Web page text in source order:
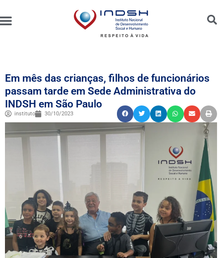
Em mês das crianças, filhos de funcionários
passam tarde em Sede Administrativa do
INDSH em São Paulo
instituto 30/10/2023